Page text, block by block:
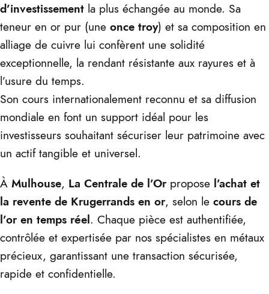
d’investissement la plus échangée au monde. Sa
teneur en or pur (une once troy) et sa composition en
alliage de cuivre lui confèrent une solidité
exceptionnelle, la rendant résistante aux rayures et à
l’usure du temps.
Son cours internationalement reconnu et sa diffusion
mondiale en font un support idéal pour les
investisseurs souhaitant sécuriser leur patrimoine avec
un actif tangible et universel.
À Mulhouse, La Centrale de l’Orpropose l’achat et
la revente de Krugerrands en or, selon le cours de
l’or en temps réel. Chaque pièce est authentifiée,
contrôlée et expertisée par nos spécialistes en métaux
précieux, garantissant une transaction sécurisée,
rapide et confidentielle.